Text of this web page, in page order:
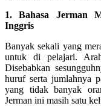
1. Bahasa Jerman
Inggris
Banyak sekali yang
untuk di pelajari.
Disebabkan
huruf serta jumlahnya
yang tidak banyak
Jerman ini masih satu